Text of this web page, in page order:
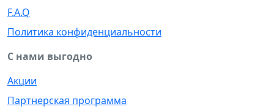
F.A.Q
Политика конфиденциальности
С нами выгодно
Акции
Партнерская программа